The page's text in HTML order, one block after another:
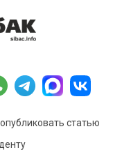
опубликовать статью